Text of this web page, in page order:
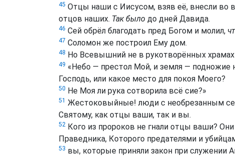
45 Отцы наши с Иисусом, взяв её, внесли во
отцов наших. Так было до дней Давида.
46 Сей обрёл благодать пред Богом и молил,
47 Соломон же построил Ему дом.
48 Но Всевышний не в рукотворённых
49 «Небо — престол Мой, и земля —
Господь, или какое место для покоя Моего?
50 Не Моя ли рука сотворила всё сие?»
51 Жестоковыйные! люди с необрезанным
Святому, как отцы ваши, так и вы.
52 Кого из пророков не гнали отцы ваши?
Праведника, Которого предателями и
53 вы, которые приняли закон при служении